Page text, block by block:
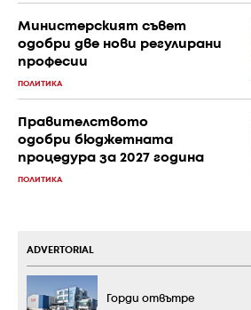
Министерският съвет
одобри две нови регулирани
професии
ПОЛИТИКА
Правителството
одобри бюджетната
процедура за 2027 година
ПОЛИТИКА
ADVERTORIAL
Горди отвътре